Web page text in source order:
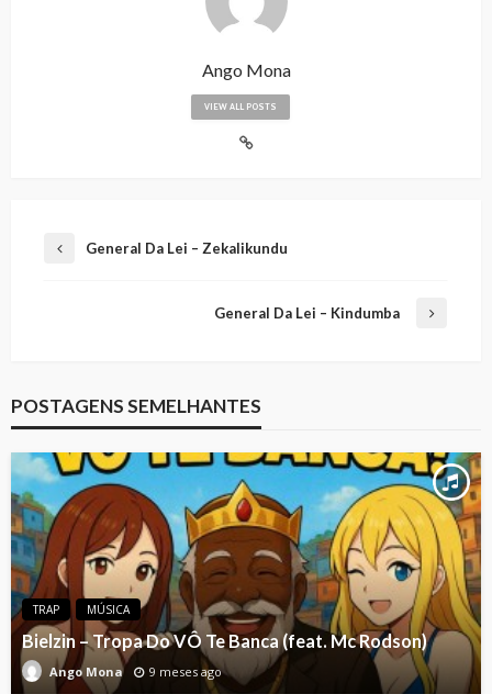
Ango Mona
VIEW ALL POSTS
General Da Lei – Zekalikundu
General Da Lei – Kindumba
POSTAGENS SEMELHANTES
TRAP MÚSICA
Bielzin – Tropa Do VÔ Te Banca (feat. Mc Rodson)
Ango Mona 9 meses ago